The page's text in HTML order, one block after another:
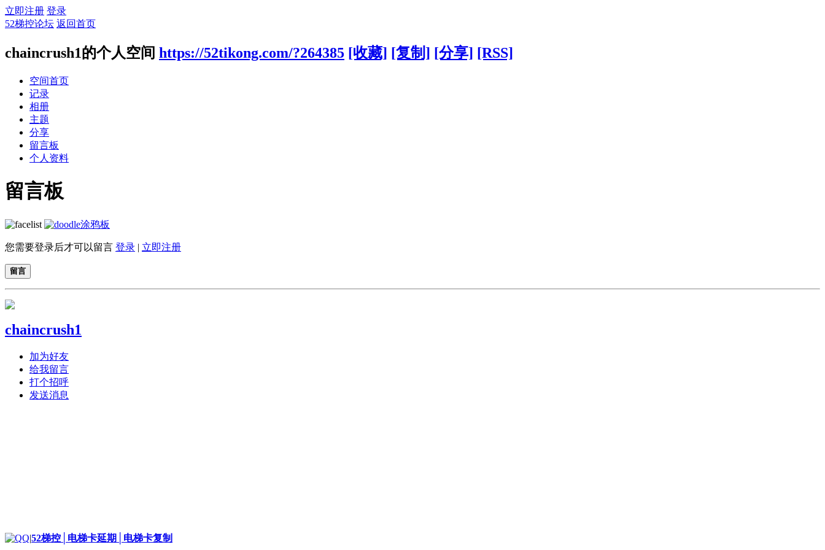
立即注册 登录
52梯控论坛 返回首页
chaincrush1的个人空间 https://52tikong.com/?264385 [收藏] [复制] [分享] [RSS]
空间首页
记录
相册
主题
分享
留言板
个人资料
留言板
涂鸦板
您需要登录后才可以留言 登录 | 立即注册
留言
chaincrush1
加为好友
给我留言
打个招呼
发送消息
|52梯控│电梯卡延期│电梯卡复制